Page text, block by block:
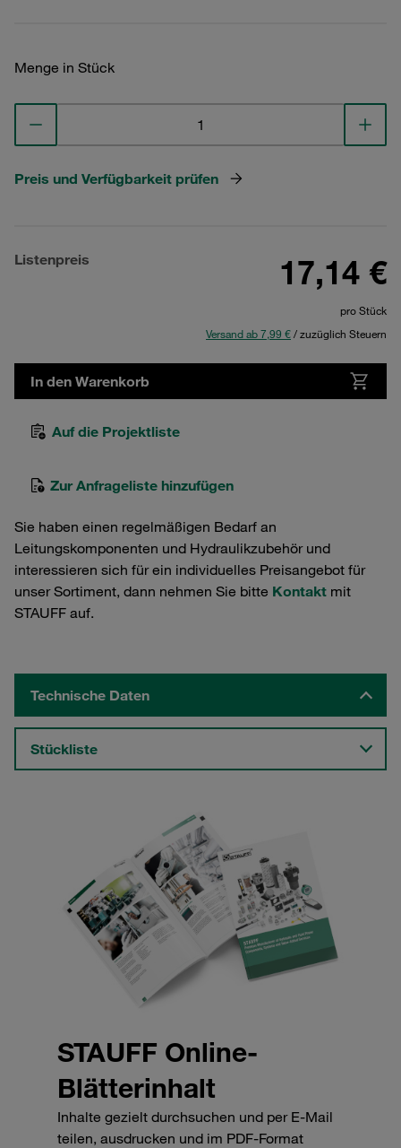
Menge in Stück
Preis und Verfügbarkeit prüfen
Listenpreis 17,14 €
pro Stück
Versand ab 7,99 €/ zuzüglich Steuern
In den Warenkorb
Auf die Projektliste
Zur Anfrageliste hinzufügen
Sie haben einen regelmäßigen Bedarf an
Leitungskomponenten und Hydraulikzubehör und
interessieren sich für ein individuelles Preisangebot für
unser Sortiment, dann nehmen Sie bitte Kontakt mit
STAUFF auf.
Technische Daten
Stückliste
STAUFF Online-
Blätterinhalt
Inhalte gezielt durchsuchen und per E-Mail
teilen, ausdrucken und im PDF-Format